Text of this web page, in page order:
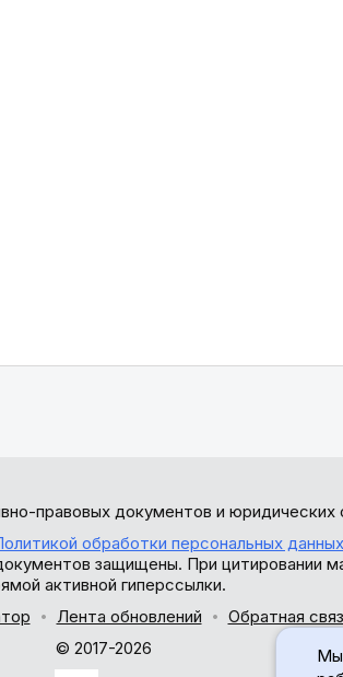
правовых документов и юридических
обработки персональных данных
защищены. При цитировании
активной гиперссылки.
Лента обновлений
Обратная
© 2017-2026
Мы